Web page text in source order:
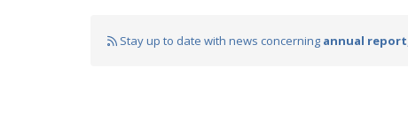
Stay up to date with news concerning annual report